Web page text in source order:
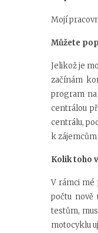
Mojí
Můžete
Jelikož je
začínám
program
centrálou
centrálu,
k
Kolik toho
V rámci
počtu
testům,
motocyklu